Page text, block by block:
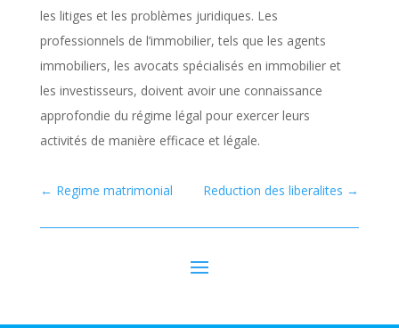
les litiges et les problèmes juridiques. Les
professionnels de l’immobilier, tels que les agents
immobiliers, les avocats spécialisés en immobilier et
les investisseurs, doivent avoir une connaissance
approfondie du régime légal pour exercer leurs
activités de manière efficace et légale.
← Regime matrimonial Reduction des liberalites →